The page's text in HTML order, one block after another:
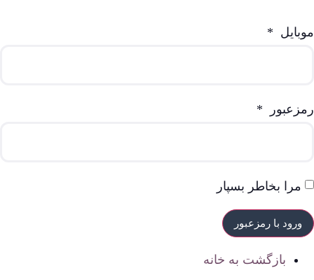
موبایل *
رمزعبور *
مرا بخاطر بسپار
بازگشت به خانه